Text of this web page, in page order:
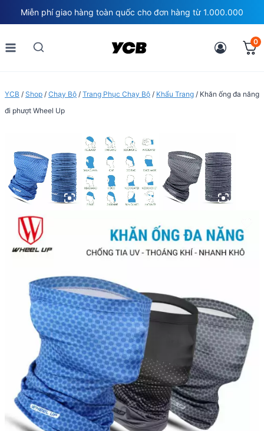
to
content
Miễn phí giao hàng toàn quốc cho đơn hàng từ 1.000.000
0
YCB / Shop / Chạy Bộ / Trang Phục Chạy Bộ / Khẩu Trang / Khăn ống đa năng
đi phượt Wheel Up